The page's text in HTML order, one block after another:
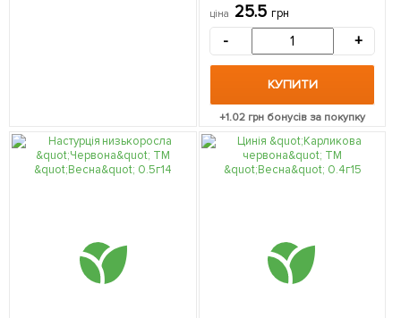
ціна 25.5 грн
- +
КУПИТИ
+1.02грн бонусів за покупку